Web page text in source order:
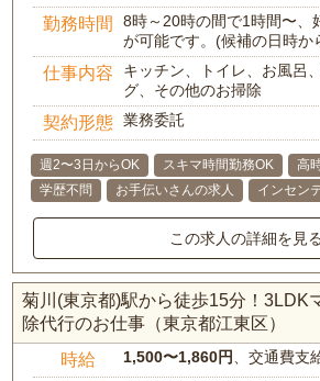
勤務時間
8時～20時の間で1時間〜、
が可能です。(候補の日時か
仕事内容
キッチン、トイレ、お風呂
グ、その他のお掃除
契約形態 業務委託
週2〜3日からOK スキマ時間勤務OK 高
学歴不問
お手伝いさんの求人 インセン
この求人の詳細を見
菊川(東京都)駅から徒歩15分！3LDK
除代行のお仕事（東京都江東区）
時給 1,500〜1,860円 、交通費支